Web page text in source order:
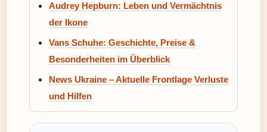
Audrey Hepburn: Leben und Vermächtnis
der Ikone
Vans Schuhe: Geschichte, Preise &
Besonderheiten im Überblick
News Ukraine – Aktuelle Frontlage Verluste
und Hilfen